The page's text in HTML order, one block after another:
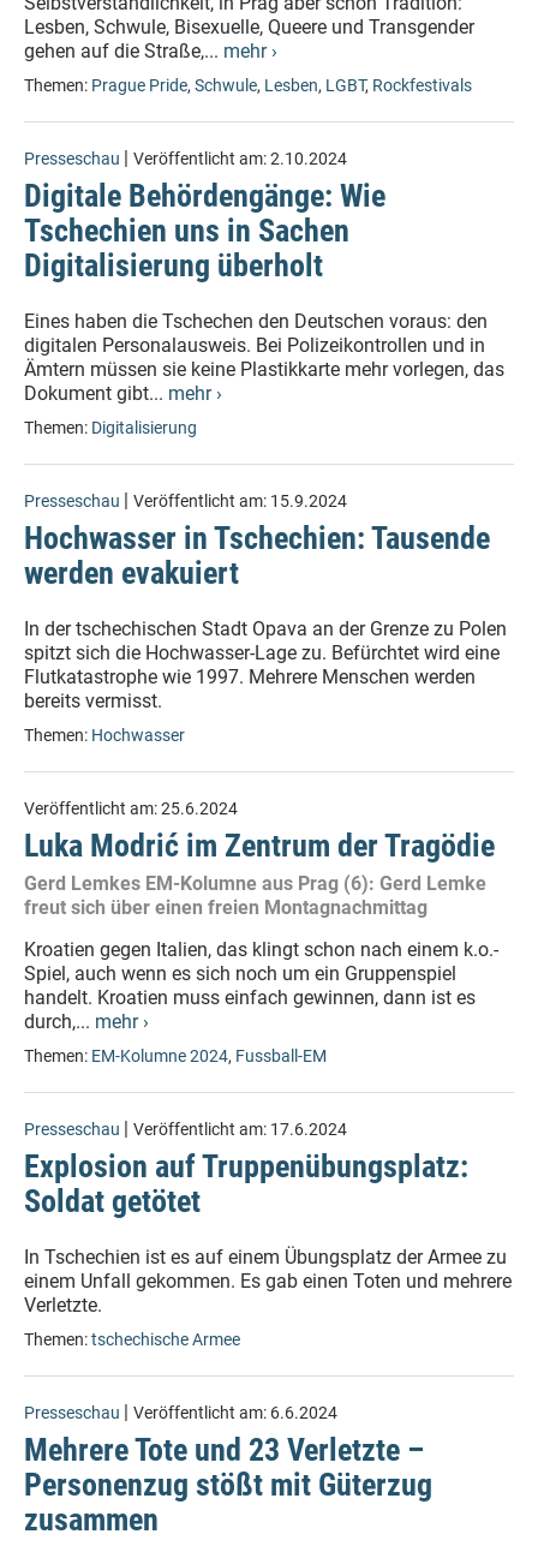
Lesben, Schwule, Bisexuelle, Queere und Transgender
gehen auf die Straße,... mehr ›
Themen: Prague Pride, Schwule, Lesben, LGBT, Rockfestivals
Presseschau | Veröffentlicht am:2.10.2024
Digitale Behördengänge: Wie
Tschechien uns in Sachen
Digitalisierung überholt
Eines haben die Tschechen den Deutschen voraus: den
digitalen Personalausweis. Bei Polizeikontrollen und in
Ämtern müssen sie keine Plastikkarte mehr vorlegen, das
Dokument gibt... mehr ›
Themen: Digitalisierung
Presseschau | Veröffentlicht am: 15.9.2024
Hochwasser in Tschechien: Tausende
werden evakuiert
In der tschechischen Stadt Opava an der Grenze zu Polen
spitzt sich die Hochwasser-Lage zu. Befürchtet wird eine
Flutkatastrophe wie 1997. Mehrere Menschen werden
bereits vermisst.
Themen: Hochwasser
Veröffentlicht am:25.6.2024
Luka Modrić im Zentrum der Tragödie
Gerd Lemkes EM-Kolumne aus Prag (6): Gerd Lemke
freut sich über einen freien Montagnachmittag
Kroatien gegen Italien, das klingt schon nach einem k.o.-
Spiel, auch wenn es sich noch um ein Gruppenspiel
handelt. Kroatien muss einfach gewinnen, dann ist es
durch,... mehr ›
Themen: EM-Kolumne 2024, Fussball-EM
Presseschau | Veröffentlicht am: 17.6.2024
Explosion auf Truppenübungsplatz:
Soldat getötet
In Tschechien ist es auf einem Übungsplatz der Armee zu
einem Unfall gekommen. Es gab einen Toten und mehrere
Verletzte.
Themen:tschechische Armee
Presseschau | Veröffentlicht am: 6.6.2024
Mehrere Tote und 23 Verletzte –
Personenzug stößt mit Güterzug
zusammen